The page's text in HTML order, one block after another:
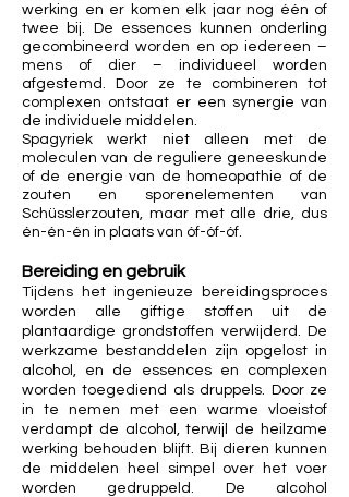
werking en er komen elk jaar nog één of
twee bij. De essences kunnen onderling
gecombineerd worden en op iedereen –
mens of dier – individueel worden
afgestemd. Door ze te combineren tot
complexen ontstaat er een synergie van
de individuele middelen.
Spagyriek werkt niet alleen met de
moleculen van de reguliere geneeskunde
of de energie van de homeopathie of de
zouten en sporenelementen van
Schüsslerzouten, maar met alle drie, dus
én-én-én in plaats van óf-óf-óf.
Bereiding en gebruik
Tijdens het ingenieuze bereidingsproces
worden alle giftige stoffen uit de
plantaardige grondstoffen verwijderd. De
werkzame bestanddelen zijn opgelost in
alcohol, en de essences en complexen
worden toegediend als druppels. Door ze
in te nemen met een warme vloeistof
verdampt de alcohol, terwijl de heilzame
werking behouden blijft. Bij dieren kunnen
de middelen heel simpel over het voer
worden gedruppeld. De alcohol